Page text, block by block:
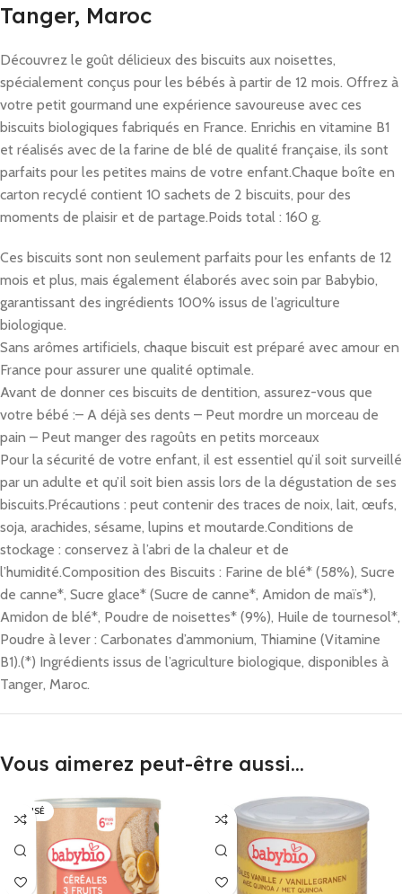
Tanger, Maroc
Découvrez le goût délicieux des biscuits aux noisettes,
spécialement conçus pour les bébés à partir de 12 mois. Offrez à
votre petit gourmand une expérience savoureuse avec ces
biscuits biologiques fabriqués en France. Enrichis en vitamine B1
et réalisés avec de la farine de blé de qualité française, ils sont
parfaits pour les petites mains de votre enfant.Chaque boîte en
carton recyclé contient 10 sachets de 2 biscuits, pour des
moments de plaisir et de partage.Poids total : 160 g.
Ces biscuits sont non seulement parfaits pour les enfants de 12
mois et plus, mais également élaborés avec soin par Babybio,
garantissant des ingrédients 100% issus de l’agriculture
biologique.
Sans arômes artificiels, chaque biscuit est préparé avec amour en
France pour assurer une qualité optimale.
Avant de donner ces biscuits de dentition, assurez-vous que
votre bébé :– A déjà ses dents – Peut mordre un morceau de
pain – Peut manger des ragoûts en petits morceaux
Pour la sécurité de votre enfant, il est essentiel qu’il soit surveillé
par un adulte et qu’il soit bien assis lors de la dégustation de ses
biscuits.Précautions : peut contenir des traces de noix, lait, œufs,
soja, arachides, sésame, lupins et moutarde.Conditions de
stockage : conservez à l’abri de la chaleur et de
l’humidité.Composition des Biscuits : Farine de blé* (58%), Sucre
de canne*, Sucre glace* (Sucre de canne*, Amidon de maïs*),
Amidon de blé*, Poudre de noisettes* (9%), Huile de tournesol*,
Poudre à lever : Carbonates d’ammonium, Thiamine (Vitamine
B1).(*) Ingrédients issus de l’agriculture biologique, disponibles à
Tanger, Maroc.
Vous aimerez peut-être aussi…
ÉPUISÉ